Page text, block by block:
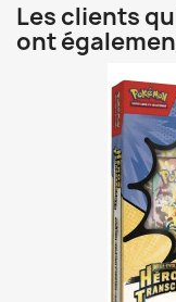
Les clients
ont